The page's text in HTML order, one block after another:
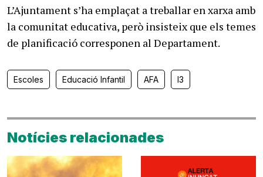
L’Ajuntament s’ha emplaçat a treballar en xarxa amb
la comunitat educativa, però insisteix que els temes
de planificació corresponen al Departament.
Escoles Educació Infantil AFA I3
Notícies relacionades